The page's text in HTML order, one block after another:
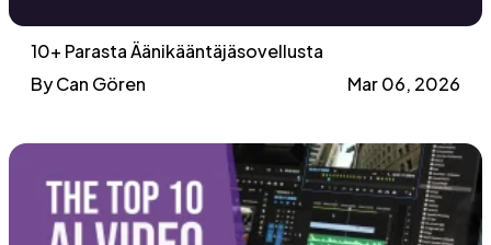
10+ Parasta Äänikääntäjäsovellusta
By Can Gören
Mar 06, 2026